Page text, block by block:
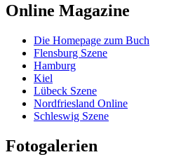
Online Magazine
Die Homepage zum Buch
Flensburg Szene
Hamburg
Kiel
Lübeck Szene
Nordfriesland Online
Schleswig Szene
Fotogalerien